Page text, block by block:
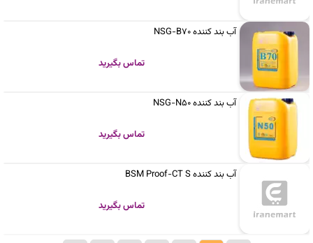
آب بند کننده NSG-B70
تماس بگیرید
آب بند کننده NSG-N50
تماس بگیرید
آب بند کننده BSM Proof-CT S
تماس بگیرید